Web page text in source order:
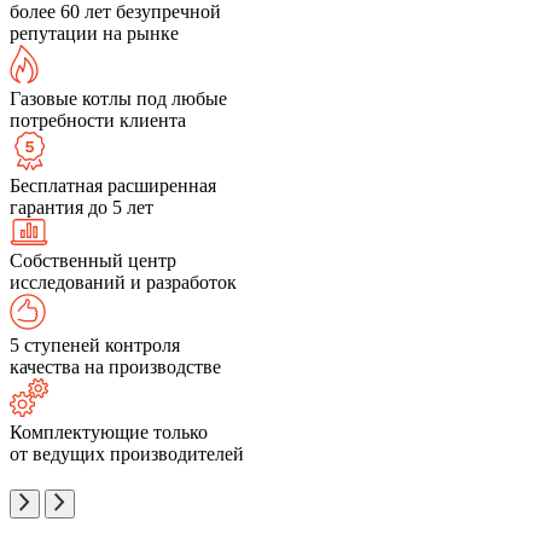
более 60 лет безупречной
репутации на рынке
Газовые котлы под любые
потребности клиента
Бесплатная расширенная
гарантия до 5 лет
Собственный центр
исследований и разработок
5 ступеней контроля
качества на производстве
Комплектующие только
от ведущих производителей